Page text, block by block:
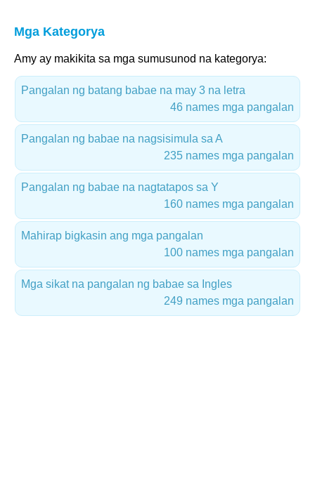
Mga Kategorya
Amy ay makikita sa mga sumusunod na kategorya:
Pangalan ng batang babae na may 3 na letra
46 names mga pangalan
Pangalan ng babae na nagsisimula sa A
235 names mga pangalan
Pangalan ng babae na nagtatapos sa Y
160 names mga pangalan
Mahirap bigkasin ang mga pangalan
100 names mga pangalan
Mga sikat na pangalan ng babae sa Ingles
249 names mga pangalan